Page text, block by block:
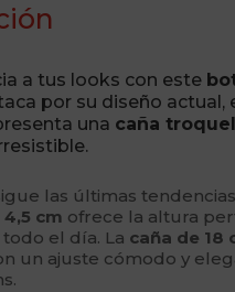
a tus looks con este
por su diseño
una caña
las últimas
cm ofrece la altura
el día. La caña de 18
un ajuste cómodo y